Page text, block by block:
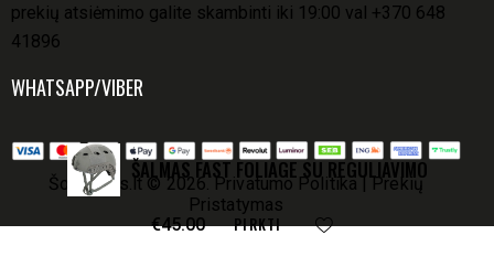
prekių atsiėmimo galite skambinti iki 19:00 val +370 648
41896
WHATSAPP/VIBER
Šovinukas.lt© 2026. Privatumo Politika|Prekių
Pristatymas
ŠALMAS FAST FOLIAGE SU REGULIAVIMO
€45.00 PIRKTI